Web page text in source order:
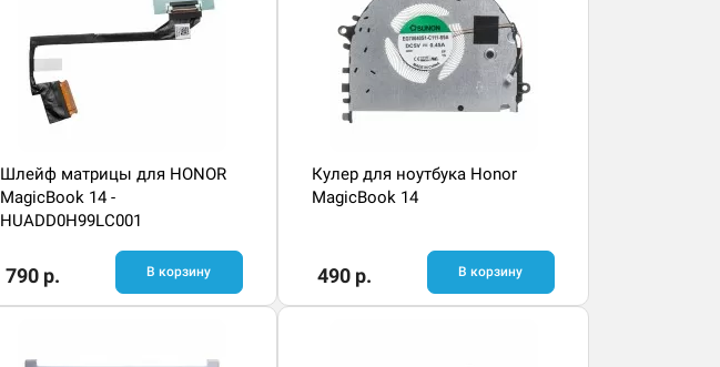
Шлейф матрицы для HONOR
MagicBook 14 -
HUADD0H99LC001
790 р. В корзину
Кулер для ноутбука Honor
MagicBook 14
490 р. В корзину